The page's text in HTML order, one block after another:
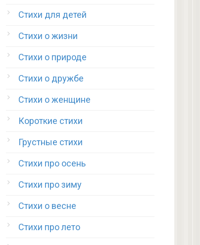
Стихи для детей
Стихи о жизни
Стихи о природе
Стихи о дружбе
Стихи о женщине
Короткие стихи
Грустные стихи
Стихи про осень
Стихи про зиму
Стихи о весне
Стихи про лето